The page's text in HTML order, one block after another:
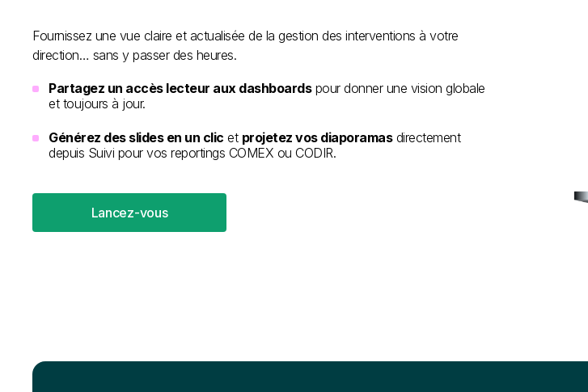
Fournissez une vue claire et actualisée de la gestion des interventions à votre
direction… sans y passer des heures.
Partagez un accès lecteur aux dashboardspour donner une vision globale
et toujours à jour.
Générez des slides en un clic et projetez vos diaporamasdirectement
depuis Suivi pour vos reportings COMEX ou CODIR.
Lancez-vous